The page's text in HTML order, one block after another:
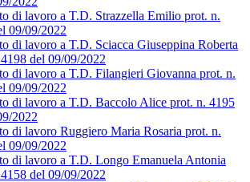
di lavoro a T.D. Strazzella Emilio prot. n.
09/09/2022
di lavoro a T.D. Sciacca Giuseppina Roberta
del 09/09/2022
di lavoro a T.D. Filangieri Giovanna prot. n.
09/09/2022
di lavoro a T.D. Baccolo Alice prot. n. 4195
2022
di lavoro Ruggiero Maria Rosaria prot. n.
09/09/2022
di lavoro a T.D. Longo Emanuela Antonia
del 09/09/2022